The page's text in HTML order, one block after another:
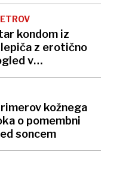
kondom iz
z erotično
v
kožnega
o pomembni
soncem